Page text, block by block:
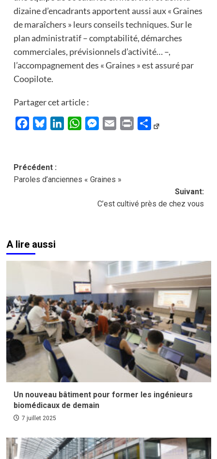
dizaine d’encadrants apportent aussi aux « Graines
de maraîchers » leurs conseils techniques. Sur le
plan administratif – comptabilité, démarches
commerciales, prévisionnels d’activité… –,
l’accompagnement des « Graines » est assuré par
Coopilote.
Partager cet article :
FacebookBlueskyLinkedInWhatsAppMessenger
Email Print Partager
Navigation
d’article
Précédent :
Paroles d’anciennes « Graines »
Suivant:
C’est cultivé près de chez vous
A lire aussi
Un nouveau bâtiment pour former les ingénieurs
biomédicaux de demain
7 juillet 2025